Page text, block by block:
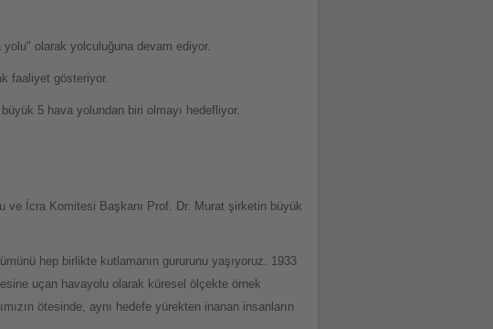
olarak yolculuğuna devam ediyor.
faaliyet gösteriyor.
5 hava yolundan biri olmayı hedefliyor.
ve İcra Komitesi Başkanı Prof. Dr. Murat şirketin büyük
hep birlikte kutlamanın gururunu yaşıyoruz. 1933
uçan havayolu olarak küresel ölçekte örnek
ötesinde, aynı hedefe yürekten inanan insanların